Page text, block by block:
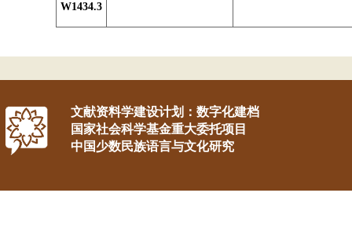
W1434.3
文献资料学建设计划：数字化建档
国家社会科学基金重大委托项目
中国少数民族语言与文化研究